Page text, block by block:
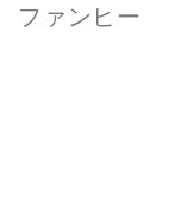
ファンヒー